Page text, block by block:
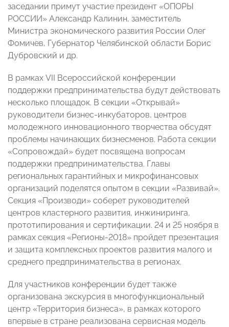
заседании примут участие президент «ОПОРЫ
РОССИИ» Александр Калинин, заместитель
Министра экономического развития России Олег
Фомичев, Губернатор Челябинской области Борис
Дубровский и др.
В рамках VII Всероссийской конференции
поддержки предпринимательства будут действовать
несколько площадок. В секции «Открывай»
руководители бизнес-инкубаторов, центров
молодежного инновационного творчества обсудят
проблемы начинающих бизнесменов. Работа секции
«Сопровождай» будет посвящена вопросам
поддержки предпринимательства. Главы
региональных гарантийных и микрофинансовых
организаций поделятся опытом в секции «Развивай».
Секция «Производи» соберет руководителей
центров кластерного развития, инжиниринга,
прототипирования и сертификации. 24 и 25 ноября в
рамках секция «Регионы-2018» пройдет презентация
и защита комплексных проектов развития малого и
среднего предпринимательства в регионах.
Для участников конференции будет также
организована экскурсия в многофункциональный
центр «Территория бизнеса», в рамках которого
впервые в стране реализована сервисная модель